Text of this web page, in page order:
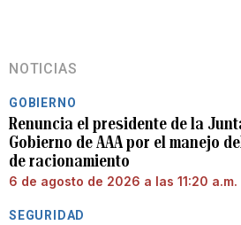
NOTICIAS
GOBIERNO
Renuncia el presidente de la
Gobierno de AAA por el manejo
de racionamiento
6 de agosto de 2026 a las 11:20 a.m.
SEGURIDAD